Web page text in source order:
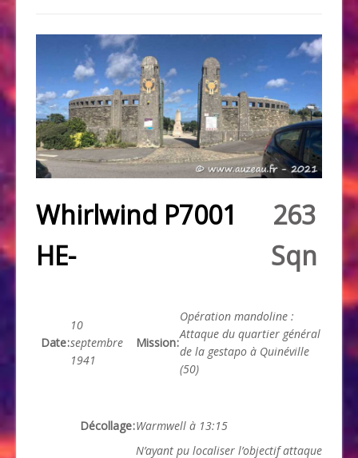
Whirlwind P7001
HE-
263
Sqn
Date:
10
septembre
1941
Mission:
Opération mandoline :
Attaque du quartier général
de la gestapo à Quinéville
(50)
Décollage:Warmwell à 13:15
N’ayant pu localiser l’objectif attaque